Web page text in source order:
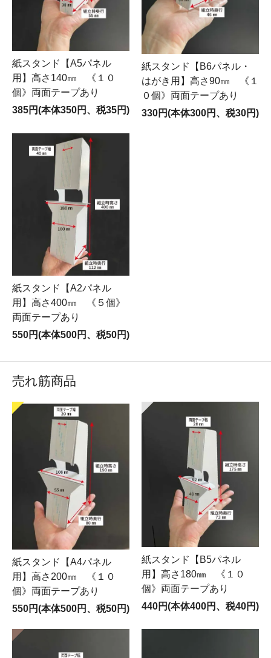
紙スタンド【A5パネル
用】高さ140㎜ 《１０
個》両面テープあり
385円(本体350円、税35円)
紙スタンド【B6パネル・
はがき用】高さ90㎜ 《１
０個》両面テープあり
330円(本体300円、税30円)
紙スタンド【A2パネル
用】高さ400㎜ 《５個》
両面テープあり
550円(本体500円、税50円)
売れ筋商品
紙スタンド【A4パネル
用】高さ200㎜ 《１０
個》両面テープあり
550円(本体500円、税50円)
紙スタンド【B5パネル
用】高さ180㎜ 《１０
個》両面テープあり
440円(本体400円、税40円)